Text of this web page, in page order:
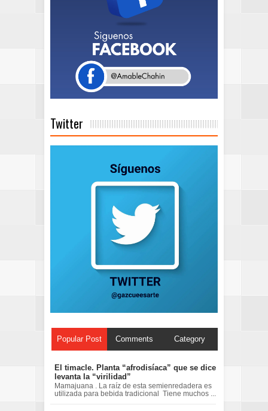
Twitter
Popular Post Comments Category
El timacle. Planta “afrodisíaca” que se dice
levanta la “virilidad”
Mamajuana . La raíz de esta semienredadera es
utilizada para bebida tradicional Tiene muchos ...